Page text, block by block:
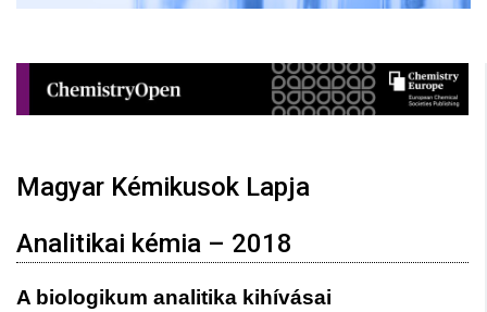
Magyar Kémikusok Lapja
Analitikai kémia – 2018
A biologikum analitika kihívásai